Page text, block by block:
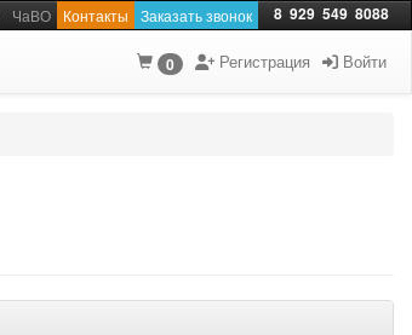
ЧаВО Контакты Заказать звонок 8 929 549 8088
0 Регистрация Войти